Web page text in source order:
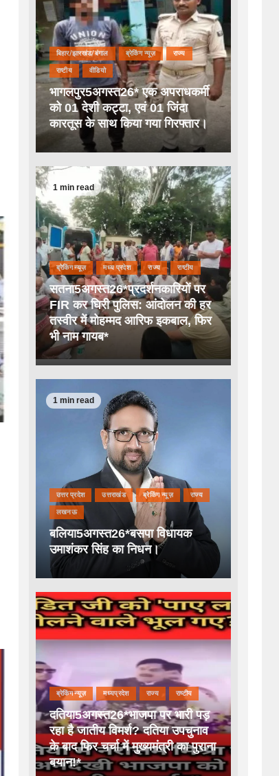
बिहार/झारखंड/बंगाल ब्रेकिंग न्यूज़ राज्य
राष्टीय वीडियो
भागलपुर5अगस्त26* एक अपराधकर्मी
को 01 देशी कट्टा, एवं 01 जिंदा
कारतूस के साथ किया गया गिरफ्तार।
1 min read
ब्रेकिंग न्यूज़ मध्य प्रदेश राज्य राष्टीय
सतना5अगस्त26*प्रदर्शनकारियों पर
FIR कर घिरी पुलिस: आंदोलन की हर
तस्वीर में मोहम्मद आरिफ इकबाल, फिर
भी नाम गायब*
1 min read
उत्तर प्रदेश उत्तराखंड ब्रेकिंग न्यूज़ राज्य
लखनऊ
बलिया5अगस्त26*बसपा विधायक
उमाशंकर सिंह का निधन।
ब्रेकिंग न्यूज़ मध्यप्रदेश राज्य राष्टीय
दतिया5अगस्त26*भाजपा पर भारी पड़
रहा है जातीय विमर्श? दतिया उपचुनाव
के बाद फिर चर्चा में मुख्यमंत्री का पुराना
बयान!*